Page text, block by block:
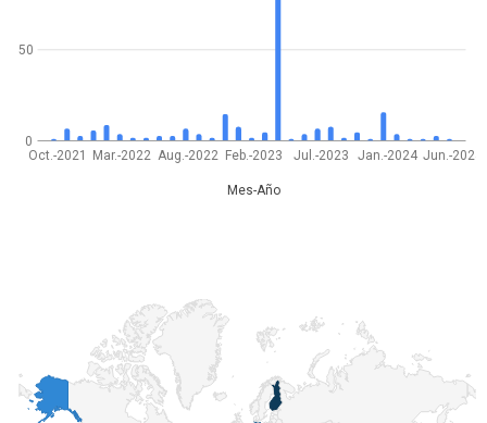
Oct.-2021 Mar.-2022 Aug.-2022 Feb.-2023 Jul.-2023 Jan.-2024 Jun.-2024
Mes-Año
0
50